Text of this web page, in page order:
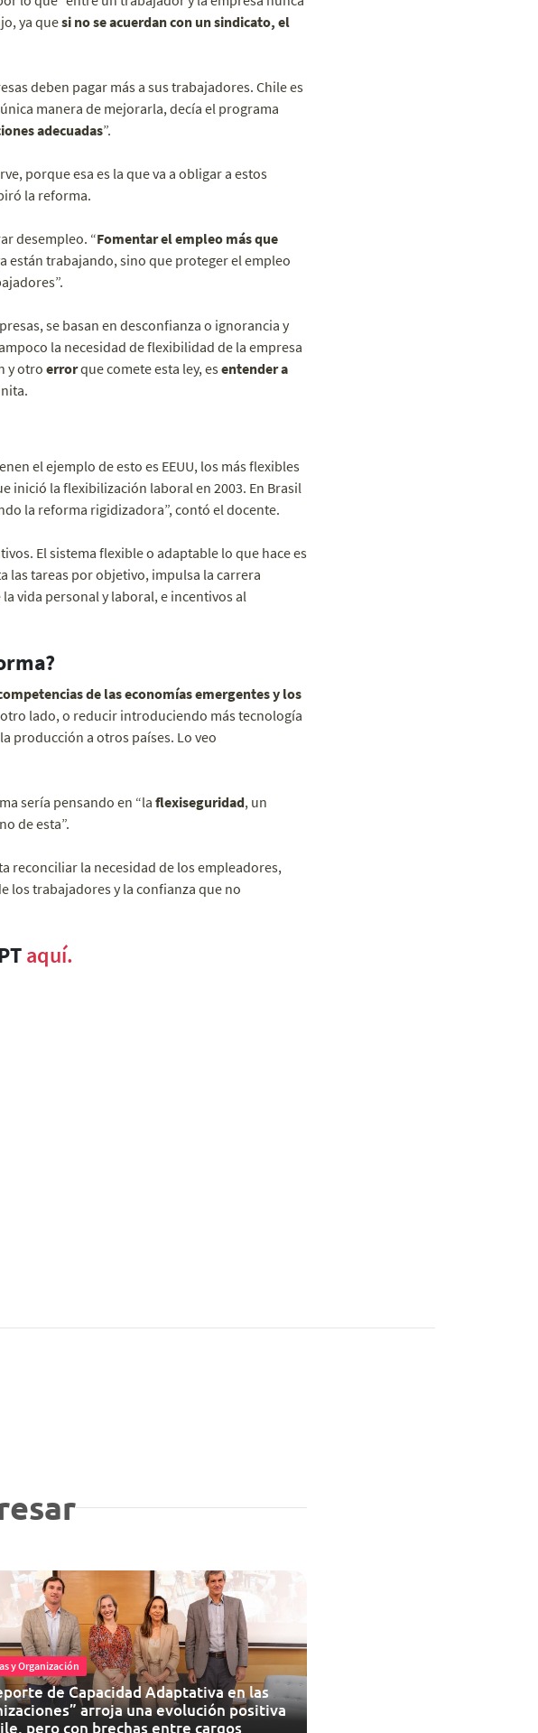
ya quesi no se acuerdan con un sindicato, el
deben pagar más a sus trabajadores. Chile es
manera de mejorarla, decía el programa
adecuadas”.
porque esa es la que va a obligar a estos
la reforma.
desempleo. “Fomentar el empleo más que
están trabajando, sino que proteger el empleo
se basan en desconfianza o ignorancia y
la necesidad de flexibilidad de la empresa
y otro errorque comete esta ley, esentender a
el ejemplo de esto es EEUU, los más flexibles
inició la flexibilización laboral en 2003. En Brasil
la reforma rigidizadora”, contó el docente.
El sistema flexible o adaptable lo que hace es
las tareas por objetivo, impulsa la carrera
vida personal y laboral, e incentivos al
de las economías emergentes y los
lado, o reducir introduciendo más tecnología
producción a otros países. Lo veo
sería pensando en “la flexiseguridad, un
de esta”.
reconciliar la necesidad de los empleadores,
los trabajadores y la confianza que no
aquí.
y Organización
de Capacidad Adaptativa en las
arroja una evolución positiva
pero con brechas entre cargos